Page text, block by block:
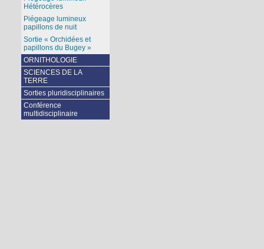
Hétérocères
Piégeage lumineux
papillons de nuit
Sortie « Orchidées et
papillons du Bugey »
ORNITHOLOGIE
SCIENCES DE LA
TERRE
Sorties pluridisciplinaires
Conférence
multidisciplinaire